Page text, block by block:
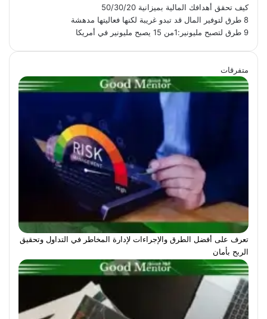
كيف تحقق أهدافك المالية بميزانية 50/30/20
8 طرق لتوفير المال قد تبدو غريبة لكنها فعاليتها مدهشة
9 طرق لتصبح مليونير:1من 15 يصبح مليونير في أمريكا
متفرقات
تعرف على أفضل الطرق والإجراءات لإدارة المخاطر في التداول وتحقيق
الربح بأمان